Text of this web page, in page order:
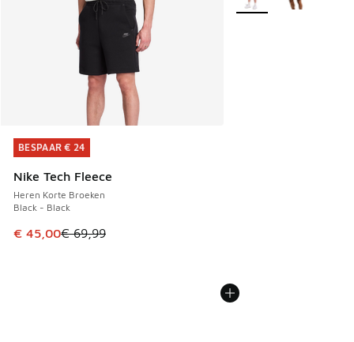
BESPAAR € 24
Nike Tech Fleece
Heren Korte Broeken
Black - Black
Dit artikel is in de uitverkoop. Dit artikel is in de
€ 45,00€ 69,99
BESPAAR € 24